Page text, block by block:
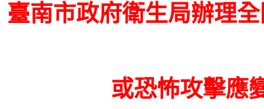
臺南市政府衛生局辦理
或恐怖攻擊應